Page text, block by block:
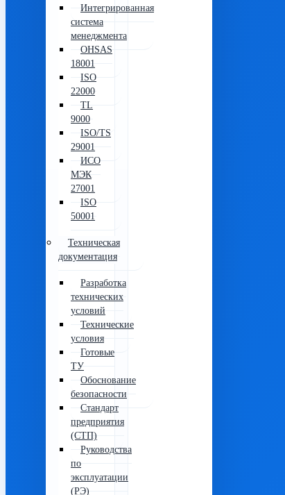
Интегрированная
система
менеджмента
OHSAS
18001
ISO
22000
TL
9000
ISO/TS
29001
ИСО
МЭК
27001
ISO
50001
Техническая
документация
Разработка
технических
условий
Технические
условия
Готовые
ТУ
Обоснование
безопасности
Стандарт
предприятия
(СТП)
Руководства
по
эксплуатации
(РЭ)